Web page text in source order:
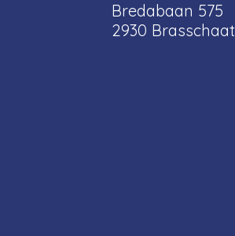
Bredabaan 575
2930 Brasschaat